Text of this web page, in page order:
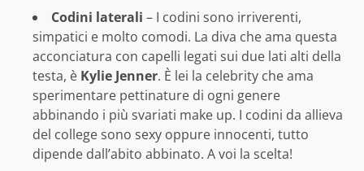
Codini laterali – I codini sono irriverenti,
simpatici e molto comodi. La diva che ama questa
acconciatura con capelli legati sui due lati alti della
testa, è Kylie Jenner. È lei la celebrity che ama
sperimentare pettinature di ogni genere
abbinando i più svariati make up. I codini da allieva
del college sono sexy oppure innocenti, tutto
dipende dall’abito abbinato. A voi la scelta!